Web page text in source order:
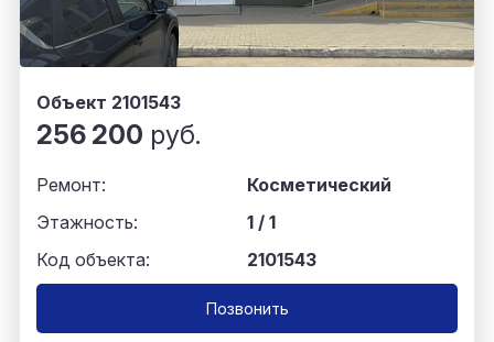
Объект 2101543
256 200 руб.
Ремонт:
Косметический
Этажность:
1 / 1
Код объекта:
2101543
Позвонить